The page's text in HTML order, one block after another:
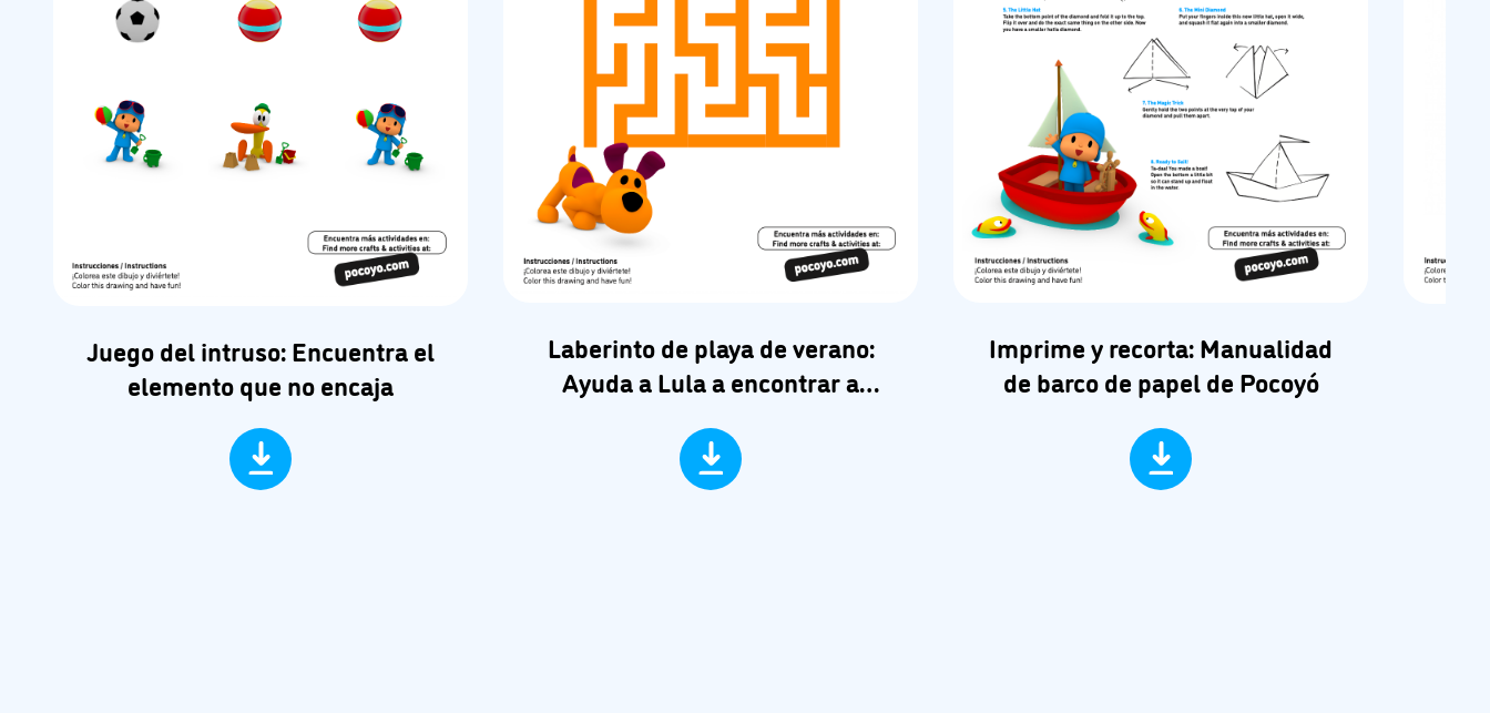
Juego del intruso: Encuentra el
elemento que no encaja
Laberinto de playa de verano:
Ayuda a Lula a encontrar a
Imprime y recorta: Manualidad
de barco de papel de Pocoyó